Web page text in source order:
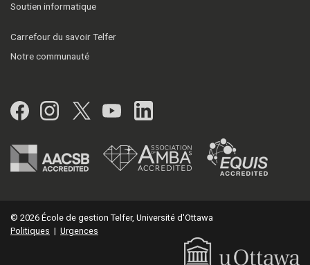
Soutien informatique
Carrefour du savoir Telfer
Notre communauté
Facebook
Instagram
Twitter
YouTubeLinkedIn
© 2026 École de gestion Telfer, Université d'Ottawa
Politiques | Urgences